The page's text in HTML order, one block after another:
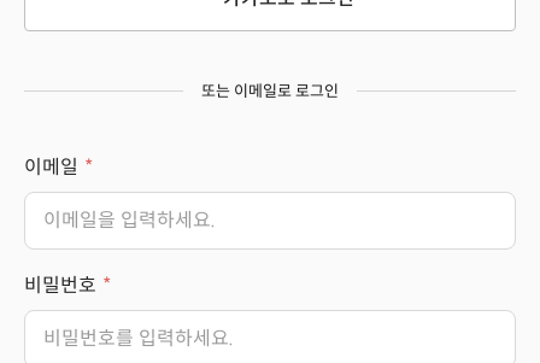
또는 이메일로 로그인
이메일
비밀번호